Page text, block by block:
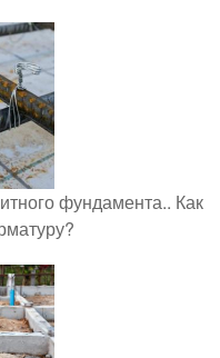
фундамента.. Как